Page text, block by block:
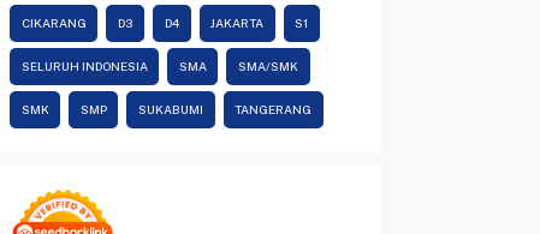
CIKARANG D3 D4 JAKARTA S1
SELURUH INDONESIA SMA SMA/SMK
SMK SMP SUKABUMI TANGERANG